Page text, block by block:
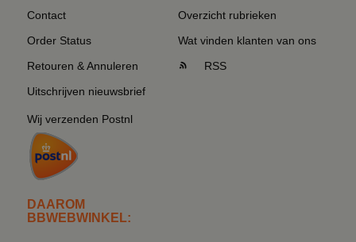
Contact
Order Status
Retouren & Annuleren
Uitschrijven nieuwsbrief
Wij verzenden Postnl
DAAROM
BBWEBWINKEL:
Overzicht rubrieken
Wat vinden klanten van ons
RSS